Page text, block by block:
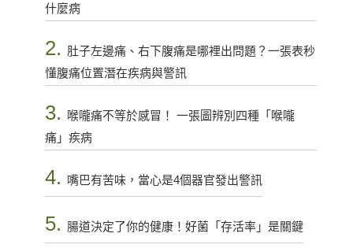
什麼病
2. 肚子左邊痛、右下腹痛是哪裡出問題？一張表秒
懂腹痛位置潛在疾病與警訊
3.
喉嚨痛不等於感冒！ 一張圖辨別四種「喉嚨
痛」疾病
4. 嘴巴有苦味，當心是4個器官發出警訊
5. 腸道決定了你的健康！好菌「存活率」是關鍵